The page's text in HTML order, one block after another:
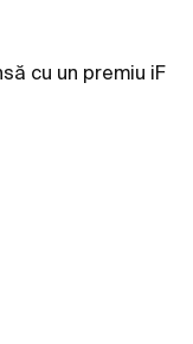
cu un premiu iF